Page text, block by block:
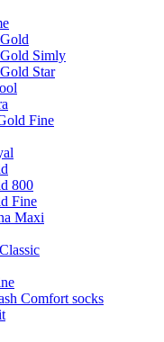
Simly
Star
Fine
800
Fine
Maxi
Comfort socks